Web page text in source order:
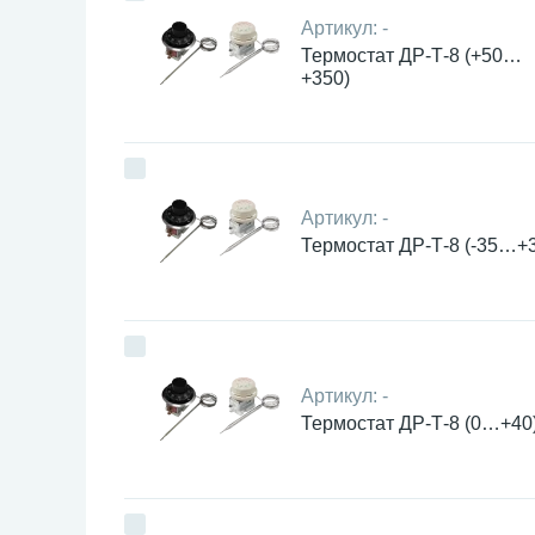
Артикул: -
Термостат ДР-Т-8 (+50…
+350)
Артикул: -
Термостат ДР-Т-8 (-
Артикул: -
Термостат ДР-Т-8